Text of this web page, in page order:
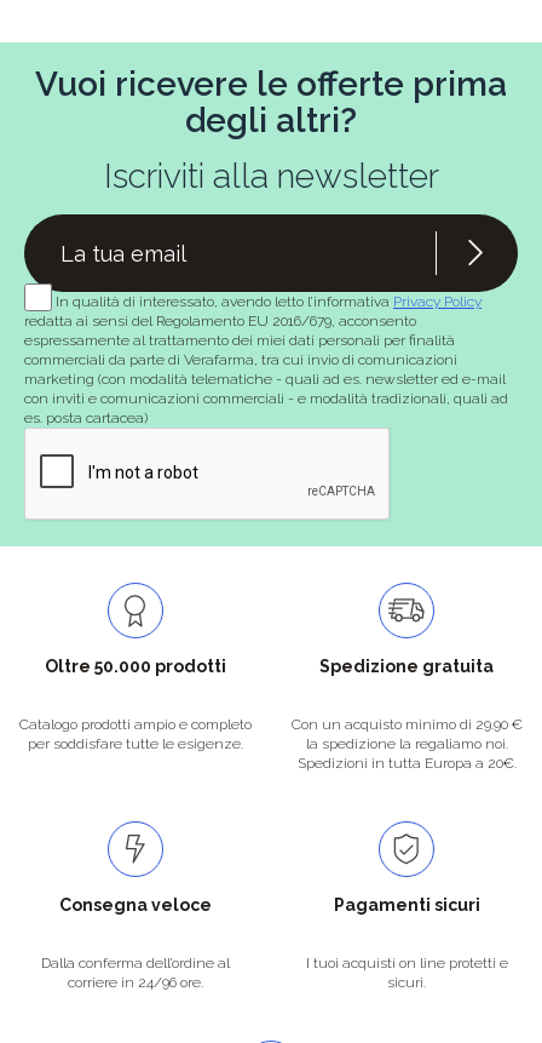
Vuoi ricevere le offerte prima
degli altri?
Iscriviti alla newsletter
In qualità di interessato, avendo letto l’informativa Privacy Policy
redatta ai sensi del Regolamento EU 2016/679, acconsento
espressamente al trattamento dei miei dati personali per finalità
commerciali da parte di Verafarma, tra cui invio di comunicazioni
marketing (con modalità telematiche - quali ad es. newsletter ed e-mail
con inviti e comunicazioni commerciali - e modalità tradizionali, quali ad
es. posta cartacea)
Oltre 50.000 prodotti
Catalogo prodotti ampio e completo
per soddisfare tutte le esigenze.
Spedizione gratuita
Con un acquisto minimo di 29.90 €
la spedizione la regaliamo noi.
Spedizioni in tutta Europa a 20€.
Consegna veloce
Dalla conferma dell’ordine al
corriere in 24/96 ore.
Pagamenti sicuri
I tuoi acquisti on line protetti e
sicuri.